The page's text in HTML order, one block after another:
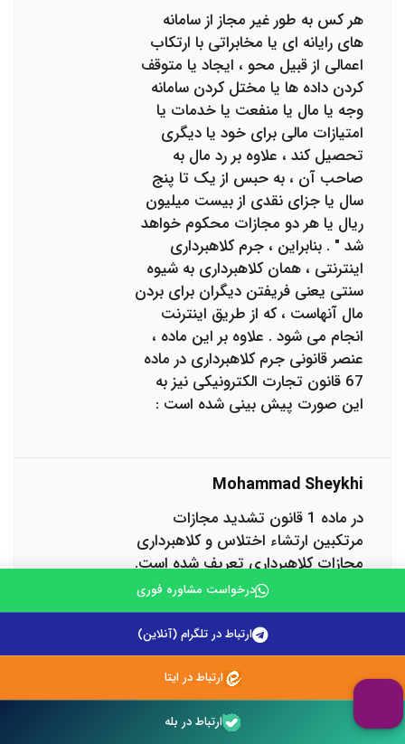
هر کس به طور غیر مجاز از سامانه
های رایانه ای یا مخابراتی با ارتکاب
اعمالی از قبیل محو ، ایجاد یا متوقف
کردن داده ها یا مختل کردن سامانه
وجه یا مال یا منفعت یا خدمات یا
امتیازات مالی برای خود یا دیگری
تحصیل کند ، علاوه بر رد مال به
صاحب آن ، به حبس از یک تا پنج
سال یا جزای نقدی از بیست میلیون
ریال یا هر دو مجازات محکوم خواهد
شد " . بنابراین ، جرم کلاهبرداری
اینترنتی ، همان کلاهبرداری به شیوه
سنتی یعنی فریفتن دیگران برای بردن
مال آنهاست ، که از طریق اینترنت
انجام می شود . علاوه بر این ماده ،
عنصر قانونی جرم کلاهبرداری در ماده
67 قانون تجارت الکترونیکی نیز به
این صورت پیش بینی شده است :
Mohammad Sheykhi
در ماده 1 قانون تشدید مجازات
مرتکبین ارتشاء اختلاس و کلاهبرداری
مجازات کلاهبرداری تعریف شده است.
در این ماده آمده است: " هر کس از
راه حیله و تقلب مردم را به وجود
شرکتها یا تجارتخانه های یا کارخانه ها
یا موسسات موهوم یا به داشتن
اموال و اختیارات واهی فریب دهد یا
به امور غیر واقع امیدوار نماید یا از
حوادث و پیشامدهای غیر واقع
درخواست مشاوره فوری
ارتباط در تلگرام (آنلاین)
ارتباط در ایتا
ارتباط در بله